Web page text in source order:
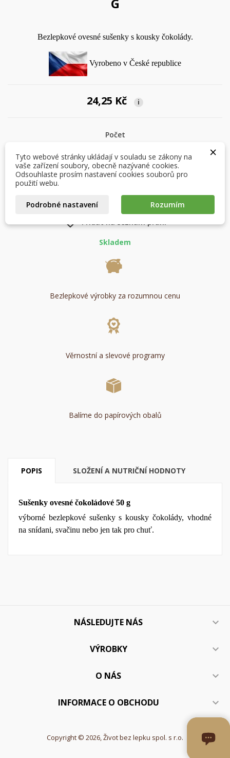
G
Bezlepkové ovesné sušenky s kousky čokolády.
Vyrobeno v České republice
24,25 Kč i
Počet
PŘIDAT DO KOŠÍKU
favorite_border
Skladem
Bezlepkové výrobky za rozumnou cenu
Věrnostní a slevové programy
Balíme do papírových obalů
POPIS SLOŽENÍ A NUTRIČNÍ HODNOTY
Sušenky ovesné čokoládové 50 g
výborné bezlepkové sušenky s kousky čokolády, vhodné
na snídani, svačinu nebo jen tak pro chuť.
NÁSLEDUJTE NÁS 
VÝROBKY 
O NÁS 
INFORMACE O OBCHODU 
Můj seznam přání
add_circle_outline Vytvořit nový seznam
Název seznamu přání
Zrušit Vytvořit seznam přání
Musíte být přihlášen, abyste si mohli výrobky uložit do
svého seznamu přání.
Přihlásit se
Copyright © 2026, Život bez lepku spol. s r.o.
×
Tyto webové stránky ukládají v souladu se zákony na
vaše zařízení soubory, obecně nazývané cookies.
Odsouhlaste prosím nastavení cookies souborů pro
použití webu.
Podrobné nastavení Rozumím